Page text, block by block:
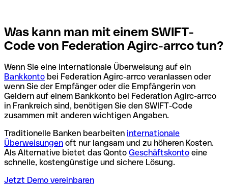
Was kann man mit einem SWIFT-
Code von Federation Agirc-arrco tun?
Wenn Sie eine internationale Überweisung auf ein
Bankkonto bei Federation Agirc-arrco veranlassen oder
wenn Sie der Empfänger oder die Empfängerin von
Geldern auf einem Bankkonto bei Federation Agirc-arrco
in Frankreich sind, benötigen Sie den SWIFT-Code
zusammen mit anderen wichtigen Angaben.
Traditionelle Banken bearbeiten internationale
Überweisungen oft nur langsam und zu höheren Kosten.
Als Alternative bietet das Qonto Geschäftskonto eine
schnelle, kostengünstige und sichere Lösung.
Jetzt Demo vereinbaren